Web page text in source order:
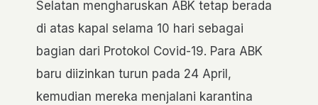
Selatan mengharuskan ABK tetap berada
di atas kapal selama 10 hari sebagai
bagian dari Protokol Covid-19. Para ABK
baru diizinkan turun pada 24 April,
kemudian mereka menjalani karantina